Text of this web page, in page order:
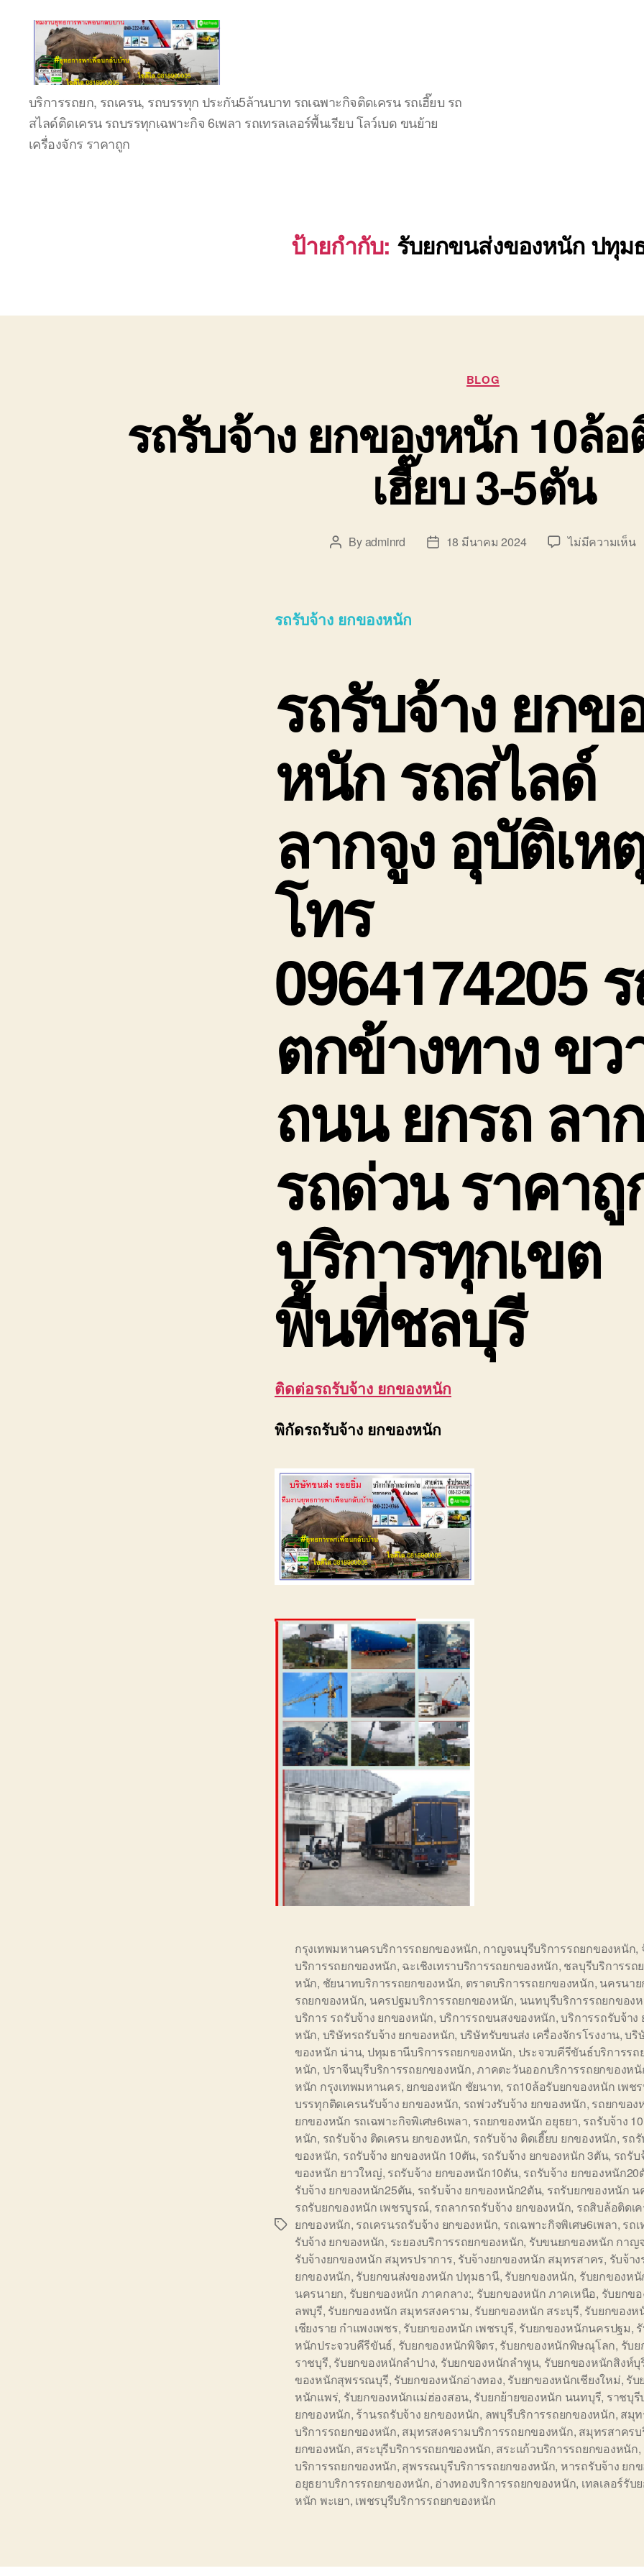
ชลบุรี
รถ
เครน
ยก
ของ
บริการรถยก, รถเครน, รถบรรทุก ประกัน5ล้านบาท รถเฉพาะกิจติดเครน รถเฮี๊ยบ รถ
สไลด์ติดเครน รถบรรทุกเฉพาะกิจ 6เพลา รถเทรลเลอร์พื้นเรียบ โลว์เบด ขนย้าย
เครื่องจักร ราคาถูก
ป้ายกำกับ: รับยกขนส่งของหนัก ปทุม
Categories
BLOG
รถรับจ้าง ยกของหนัก 10ล้
เฮี๊ยบ 3-5ตัน
Post
Byadminrd
Post18 มีนาคม 2024 ไม่มีความเห็นบน
ร
เ
รถรับจ้าง ยกของหนัก
รถรับจ้าง ยกข
หนักรถสไลด์
ลากจูง อุบัติเห
โทร
0964174205
ตกข้างทาง ขว
ถนน ยกรถ ลาก
รถด่วน ราคาถู
บริการทุกเขต
พื้นที่ชลบุรี
ติดต่อรถรับจ้าง ยกของหนัก
พิกัดรถรับจ้าง ยกของหนัก
Tags
กรุงเทพมหานครบริการรถยกของหนัก, กาญจนบุรีบริการรถยกของหนัก,
บริการรถยกของหนัก, ฉะเชิงเทราบริการรถยกของหนัก, ชลบุรีบริการรถ
หนัก, ชัยนาทบริการรถยกของหนัก, ตราดบริการรถยกของหนัก, นครนาย
รถยกของหนัก, นครปฐมบริการรถยกของหนัก, นนทบุรีบริการรถยกของ
บริการ รถรับจ้าง ยกของหนัก, บริการรถขนสงของหนัก,บริการรถรับจ้าง
หนัก, บริษัทรถรับจ้าง ยกของหนัก, บริษัทรับขนส่ง เครื่องจักรโรงงาน,บริ
ของหนัก น่าน, ปทุมธานีบริการรถยกของหนัก, ประจวบคีรีขันธ์บริการรถ
หนัก, ปราจีนบุรีบริการรถยกของหนัก,ภาคตะวันออกบริการรถยกของห
หนัก กรุงเทพมหานคร, ยกของหนัก ชัยนาท, รถ10ล้อรับยกของหนัก เพช
บรรทุกติดเครนรับจ้าง ยกของหนัก, รถพ่วงรับจ้าง ยกของหนัก, รถยกของ
ยกของหนัก รถเฉพาะกิจพิเศษ6เพลา, รถยกของหนัก อยุธยา, รถรับจ้าง
หนัก, รถรับจ้าง ติดเครน ยกของหนัก, รถรับจ้าง ติดเฮี๊ยบ ยกของหนัก, รถ
ของหนัก, รถรับจ้าง ยกของหนัก 10ตัน, รถรับจ้าง ยกของหนัก 3ตัน, รถรับ
ของหนัก ยาวใหญ่, รถรับจ้าง ยกของหนัก10ตัน, รถรับจ้าง ยกของหนัก20
รับจ้าง ยกของหนัก25ตัน, รถรับจ้าง ยกของหนัก2ตัน, รถรับยกของหนัก น
รถรับยกของหนัก เพชรบูรณ์, รถลากรถรับจ้าง ยกของหนัก, รถสิบล้อติดเ
ยกของหนัก, รถเครนรถรับจ้าง ยกของหนัก, รถเฉพาะกิจพิเศษ6เพลา, รถ
รับจ้าง ยกของหนัก, ระยองบริการรถยกของหนัก, รับขนยกของหนัก กาญ
รับจ้างยกของหนัก สมุทรปราการ, รับจ้างยกของหนัก สมุทรสาคร, รับจ้า
ยกของหนัก, รับยกขนส่งของหนัก ปทุมธานี, รับยกของหนัก, รับยกของหนั
นครนายก, รับยกของหนัก ภาคกลาง:, รับยกของหนัก ภาคเหนือ, รับยกข
ลพบุรี, รับยกของหนัก สมุทรสงคราม, รับยกของหนัก สระบุรี, รับยกของห
เชียงราย กำแพงเพชร, รับยกของหนัก เพชรบุรี, รับยกของหนักนครปฐม,
หนักประจวบคีรีขันธ์, รับยกของหนักพิจิตร, รับยกของหนักพิษณุโลก, รับ
ราชบุรี, รับยกของหนักลำปาง, รับยกของหนักลำพูน, รับยกของหนักสิงห์บุ
ของหนักสุพรรณบุรี, รับยกของหนักอ่างทอง, รับยกของหนักเชียงใหม่, รับ
หนักแพร่, รับยกของหนักแม่ฮ่องสอน, รับยกย้ายของหนัก นนทบุรี, ราชบุรี
ยกของหนัก, ร้านรถรับจ้าง ยกของหนัก, ลพบุรีบริการรถยกของหนัก, สมุ
บริการรถยกของหนัก, สมุทรสงครามบริการรถยกของหนัก, สมุทรสาครบ
ยกของหนัก, สระบุรีบริการรถยกของหนัก, สระแก้วบริการรถยกของหนัก,
บริการรถยกของหนัก, สุพรรณบุรีบริการรถยกของหนัก, หารถรับจ้าง ยก
อยุธยาบริการรถยกของหนัก, อ่างทองบริการรถยกของหนัก, เทลเลอร์รับ
หนัก พะเยา, เพชรบุรีบริการรถยกของหนัก